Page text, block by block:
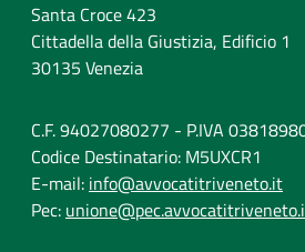
Santa Croce 423
Cittadella della Giustizia, Edificio 1
30135 Venezia
C.F. 94027080277 - P.IVA
Codice Destinatario: M5UXCR1
E-mail: info@avvocatitriveneto.it
Pec: